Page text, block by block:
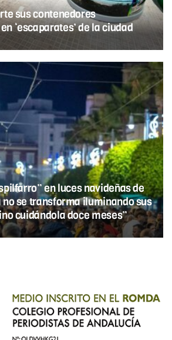
sus contenedores
‘escaparates’ de la ciudad
en luces navideñas de
no se transforma iluminando sus
cuidándola doce meses”